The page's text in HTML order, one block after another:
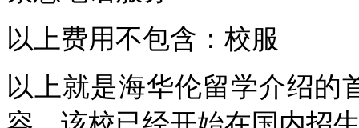
以上费用不包含：校服
以上就是海华伦留学介绍的